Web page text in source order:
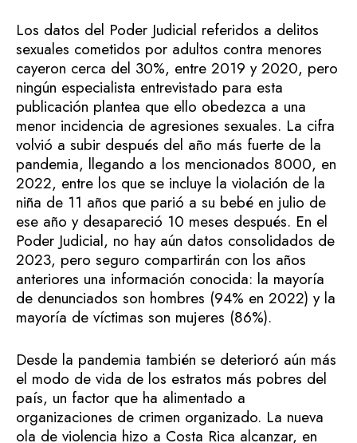
Los datos del Poder Judicial referidos a delitos
sexuales cometidos por adultos contra menores
cayeron cerca del 30%, entre 2019 y 2020, pero
ningún especialista entrevistado para esta
publicación plantea que ello obedezca a una
menor incidencia de agresiones sexuales. La cifra
volvió a subir después del año más fuerte de la
pandemia, llegando a los mencionados 8000, en
2022, entre los que se incluye la violación de la
niña de 11 años que parió a su bebé en julio de
ese año y desapareció 10 meses después. En el
Poder Judicial, no hay aún datos consolidados de
2023, pero seguro compartirán con los años
anteriores una información conocida: la mayoría
de denunciados son hombres (94% en 2022) y la
mayoría de víctimas son mujeres (86%).
Desde la pandemia también se deterioró aún más
el modo de vida de los estratos más pobres del
país, un factor que ha alimentado a
organizaciones de crimen organizado. La nueva
ola de violencia hizo a Costa Rica alcanzar, en